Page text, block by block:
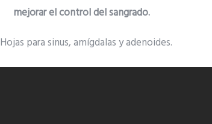
mejorar el control del sangrado.
Hojas para sinus, amígdalas y adenoides.